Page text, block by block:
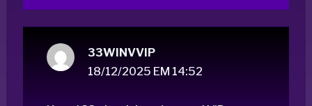
33WINVVIP
18/12/2025 EM 14:52